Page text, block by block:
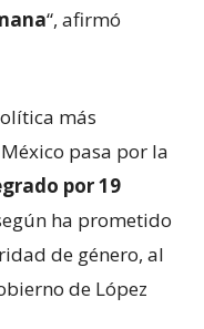
“, afirmó
más
pasa por la
por 19
ha prometido
de género, al
de López